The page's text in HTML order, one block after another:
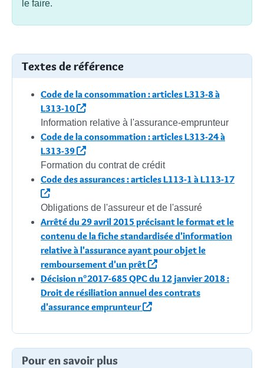
le faire.
Textes de référence
Code de la consommation : articles L313-8 à
L313-10
Information relative à l'assurance-emprunteur
Code de la consommation : articles L313-24 à
L313-39
Formation du contrat de crédit
Code des assurances : articles L113-1 à L113-17
Obligations de l'assureur et de l'assuré
Arrêté du 29 avril 2015 précisant le format et le
contenu de la fiche standardisée d'information
relative à l'assurance ayant pour objet le
remboursement d'un prêt
Décision n°2017-685 QPC du 12 janvier 2018 :
Droit de résiliation annuel des contrats
d'assurance emprunteur
Pour en savoir plus